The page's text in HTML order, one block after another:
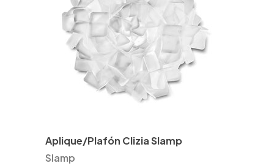
Aplique/Plafón Clizia Slamp
Slamp